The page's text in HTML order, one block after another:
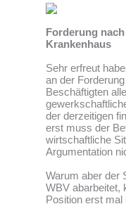
Forderung
Krankenhaus
Sehr erfreut
an der
Beschäftigten
der derzeitigen
erst muss der
wirtschaftliche
Argumentation
Warum aber der
WBV abarbeitet,
Position erst